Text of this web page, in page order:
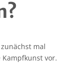
mal
vor.